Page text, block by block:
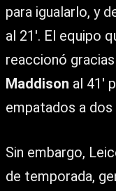
para igualarlo, y
al 21′. El equipo
reaccionó
Maddison al 41′
empatados a dos
Sin embargo,
de temporada,